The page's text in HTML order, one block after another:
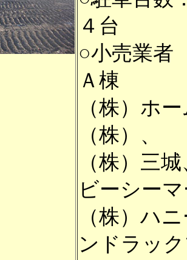
４台
○小売業者
Ａ棟
（株）ホ
（株）、
（株）三
ビーシー
（株）ハ
ンドラッ